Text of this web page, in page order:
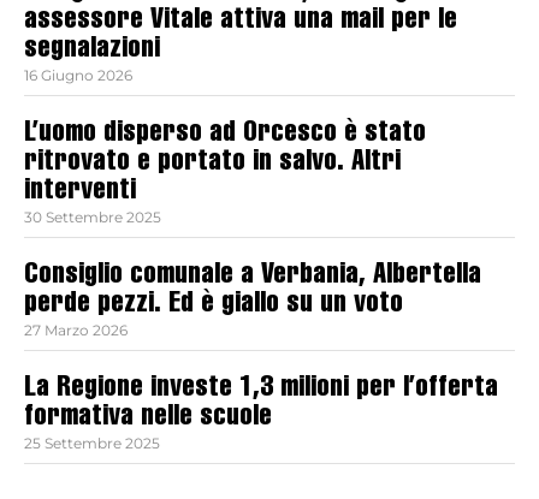
assessore Vitale attiva una mail per le
segnalazioni
16 Giugno 2026
L’uomo disperso ad Orcesco è stato
ritrovato e portato in salvo. Altri
interventi
30 Settembre 2025
Consiglio comunale a Verbania, Albertella
perde pezzi. Ed è giallo su un voto
27 Marzo 2026
La Regione investe 1,3 milioni per l’offerta
formativa nelle scuole
25 Settembre 2025